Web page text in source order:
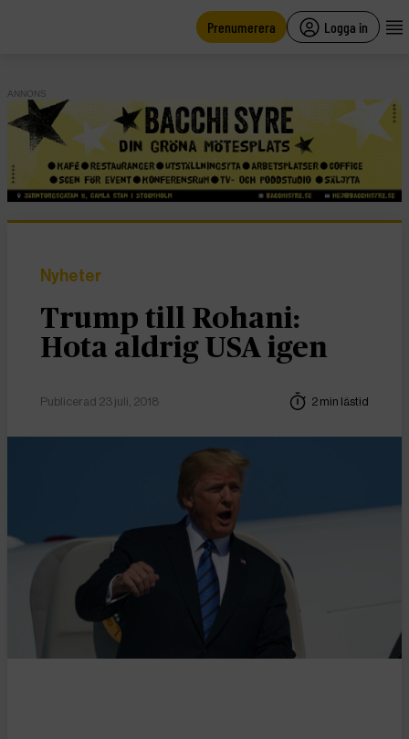
Prenumerera Logga in
ANNONS
Nyheter
Trump till Rohani:
Hota aldrig USA igen
Publicerad 23 juli, 2018 2 min lästid